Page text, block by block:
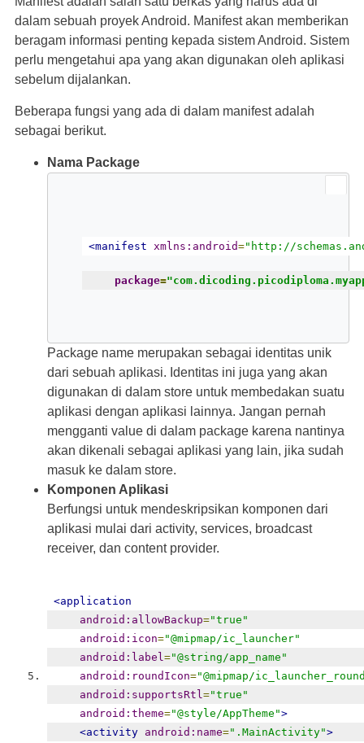
dalam sebuah proyek Android. Manifest akan memberikan
beragam informasi penting kepada sistem Android. Sistem
perlu mengetahui apa yang akan digunakan oleh aplikasi
sebelum dijalankan.
Beberapa fungsi yang ada di dalam manifest adalah
sebagai berikut.
Nama Package
<manifest xmlns:android="http://
package=
Package name merupakan sebagai identitas unik
dari sebuah aplikasi. Identitas ini juga yang akan
digunakan di dalam store untuk membedakan suatu
aplikasi dengan aplikasi lainnya. Jangan pernah
mengganti value di dalam package karena nantinya
akan dikenali sebagai aplikasi yang lain, jika sudah
masuk ke dalam store.
Komponen Aplikasi
Berfungsi untuk mendeskripsikan komponen dari
aplikasi mulai dari activity, services, broadcast
receiver, dan content provider.
<application
android:allowBackup="true"
android:icon="@mipmap/ic_launcher"
android:label ="@string/app_name"
android:roundIcon="@mipmap/
android:supportsRtl ="true"
android:theme="@style/AppTheme">
<activity android:name=".MainActivity">